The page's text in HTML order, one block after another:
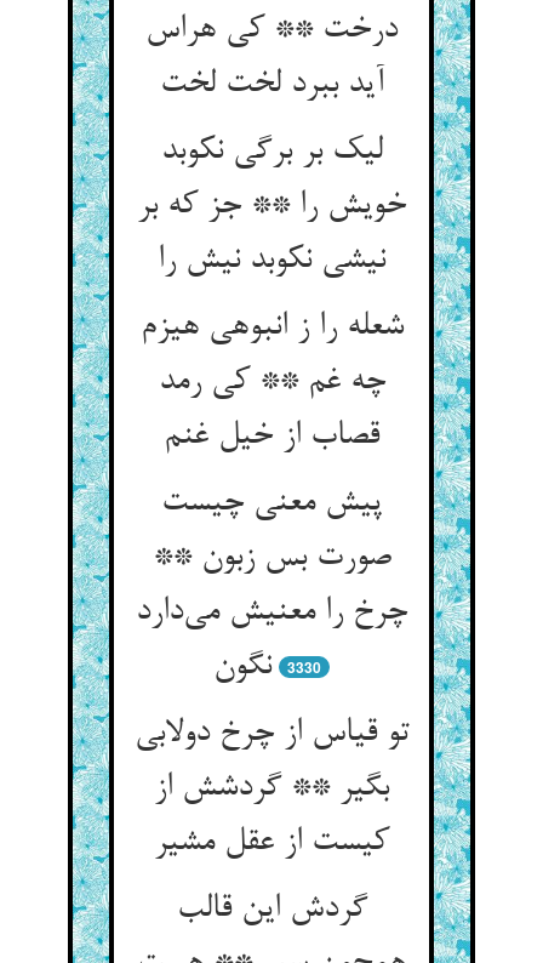
درخت ** کی هراس
لیک بر برگی نکوبد
خویش را ** جز که بر
نیشی نکوبد نیش را
شعله را ز انبوهی هیزم
چه غم ** کی رمد
پیش معنی چیست
صورت بس زبون **
چرخ را معنیش می‌‌دارد
3330
تو قیاس از چرخ دولابی
بگیر ** گردشش از
کیست از عقل مشیر
گردش این قالب